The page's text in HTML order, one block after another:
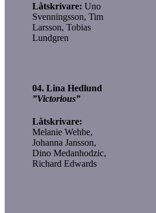
Låtskrivare: Uno
Svenningsson, Tim
Larsson, Tobias
Lundgren
04. Lina Hedlund
”Victorious”
Låtskrivare:
Melanie Wehbe,
Johanna Jansson,
Dino Medanhodzic,
Richard Edwards